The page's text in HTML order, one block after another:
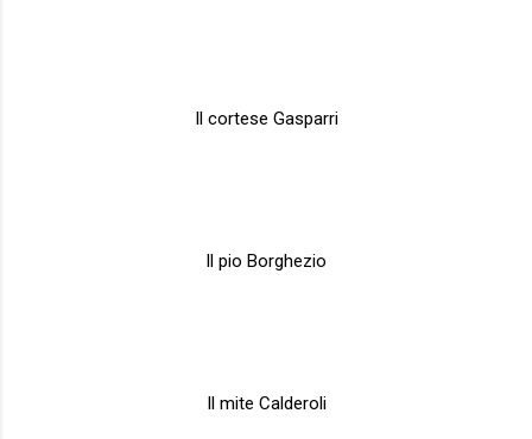
Il cortese Gasparri
Il pio Borghezio
Il mite Calderoli